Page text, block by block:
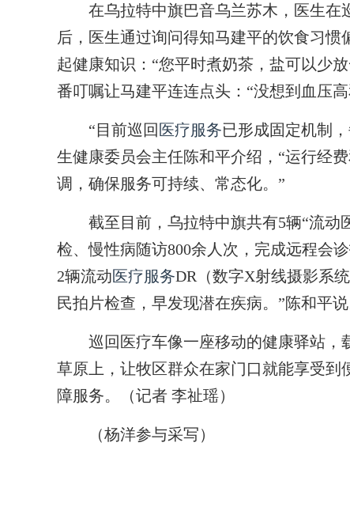
在乌拉特中旗巴音乌兰苏木，医生在
后，医生通过询问得知马建平的饮食习
起健康知识：“您平时煮奶茶，盐可以少
番叮嘱让马建平连连点头：“没想到血压
“目前巡回 医疗服务已形成固定机制
生健康委员会主任陈和平介绍，“运行经
调，确保服务可持续、常态化。”
截至目前，乌拉特中旗共有5辆“流动
检、慢性病随访800余人次，完成远程会
2辆流动医疗服务DR（数字X射线摄影系
民拍片检查，早发现潜在疾病。”陈和平说
巡回医疗车像一座移动的健康驿站，
草原上，让牧区群众在家门口就能享受
障服务。（记者 李祉瑶）
（杨洋参与采写）